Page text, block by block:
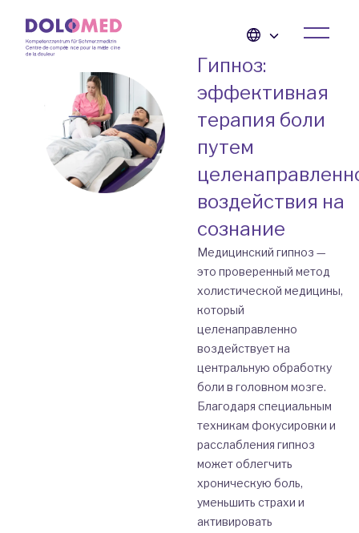
Гипноз:
эффективная
терапия боли
путем
воздействия на
сознание
Медицинский гипноз —
это проверенный метод
холистической медицины,
который
целенаправленно
воздействует на
центральную обработку
боли в головном мозге.
Благодаря специальным
техникам фокусировки и
расслабления гипноз
может облегчить
хроническую боль,
уменьшить страхи и
активировать